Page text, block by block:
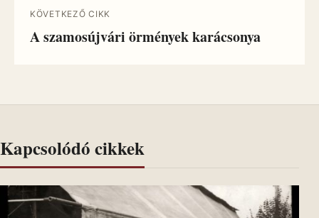
KÖVETKEZŐ CIKK
A szamosújvári örmények karácsonya
Kapcsolódó cikkek